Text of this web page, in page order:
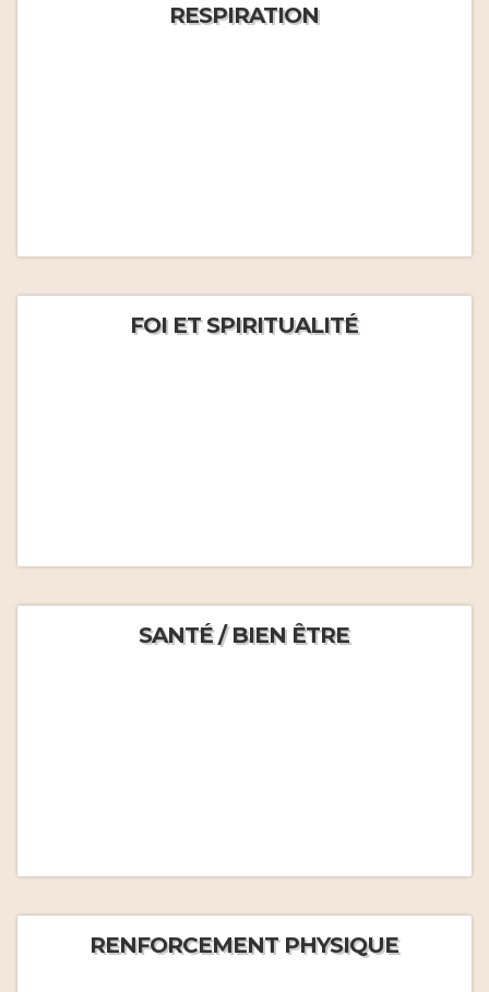
RESPIRATION
FOI ET SPIRITUALITÉ
SANTÉ / BIEN ÊTRE
RENFORCEMENT PHYSIQUE